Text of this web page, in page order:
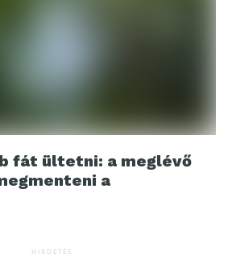
fát ültetni: a meglévő
a
HIRDETÉS